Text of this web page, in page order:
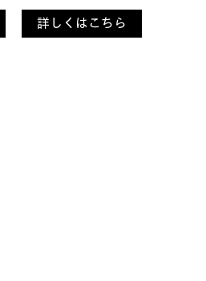
詳しくはこちら